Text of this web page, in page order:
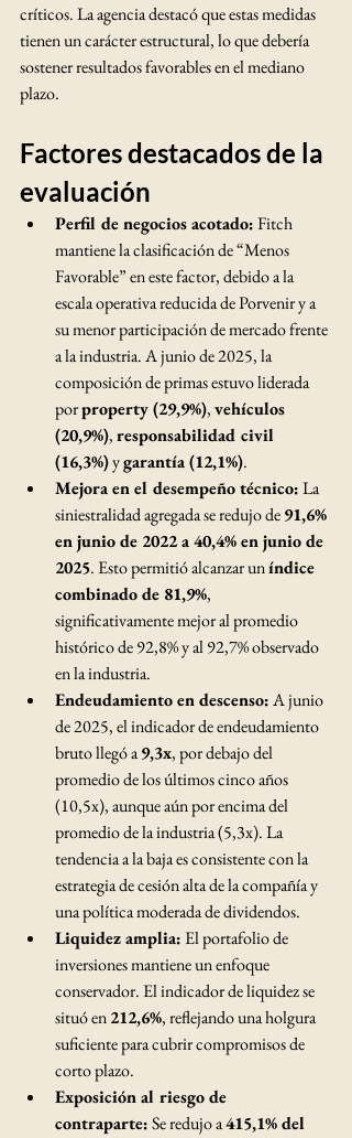
críticos. La agencia destacó que estas medidas
tienen un carácter estructural, lo que debería
sostener resultados favorables en el mediano
plazo.
Factores destacados de la
evaluación
Perfil de negocios acotado: Fitch
mantiene la clasificación de “Menos
Favorable” en este factor, debido a la
escala operativa reducida de Porvenir y a
su menor participación de mercado frente
a la industria. A junio de 2025, la
composición de primas estuvo liderada
por property (29,9%), vehículos
(20,9%), responsabilidad civil
(16,3%) y garantía (12,1%).
Mejora en el desempeño técnico: La
siniestralidad agregada se redujo de 91,6%
en junio de 2022 a 40,4% en junio de
2025. Esto permitió alcanzar un índice
combinado de 81,9%,
significativamente mejor al promedio
histórico de 92,8% y al 92,7% observado
en la industria.
Endeudamiento en descenso: A junio
de 2025, el indicador de endeudamiento
bruto llegó a 9,3x, por debajo del
promedio de los últimos cinco años
(10,5x), aunque aún por encima del
promedio de la industria (5,3x). La
tendencia a la baja es consistente con la
estrategia de cesión alta de la compañía y
una política moderada de dividendos.
Liquidez amplia: El portafolio de
inversiones mantiene un enfoque
conservador. El indicador de liquidez se
situó en 212,6%, reflejando una holgura
suficiente para cubrir compromisos de
corto plazo.
Exposición al riesgo de
contraparte: Se redujo a 415,1% del